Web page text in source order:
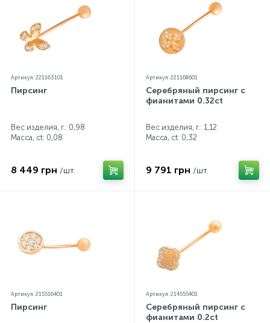
Артикул: 221163101
Пирсинг
Вес изделия, г.: 0,98
Масса, ct: 0,08
8 449 грн /шт.
Артикул: 221168601
Серебряный пирсинг с
фианитами 0.32ct
Вес изделия, г.: 1,12
Масса, ct: 0,32
9 791 грн /шт.
Артикул: 215516401
Пирсинг
Артикул: 214555401
Серебряный пирсинг с
фианитами 0.2ct